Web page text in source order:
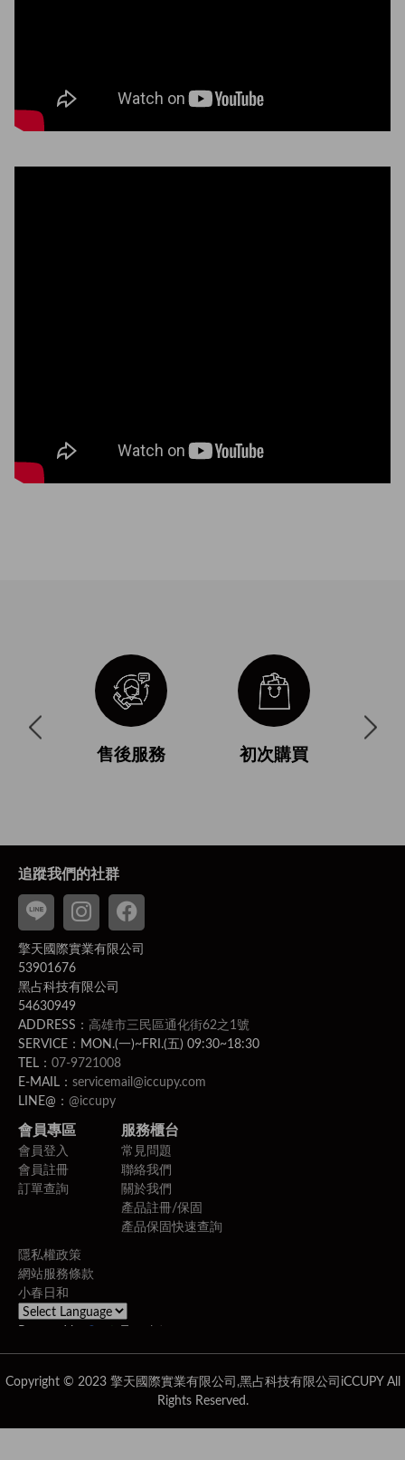
售後服務 初次購買
追蹤我們的社群
擎天國際實業有限公司
53901676
黑占科技有限公司
54630949
ADDRESS： 高雄市三民區通化街62之1號
SERVICE：MON.(一)~FRI.(五) 09:30~18:30
TEL： 07-9721008
E-MAIL： servicemail@iccupy.com
LINE@： @iccupy
會員專區
會員登入
會員註冊
訂單查詢
服務櫃台
常見問題
聯絡我們
關於我們
產品註冊/保固
產品保固快速查詢
隱私權政策
網站服務條款
小春日和
Copyright © 2023 擎天國際實業有限公司,黑占科技有限公司iCCUPY All
Rights Reserved.